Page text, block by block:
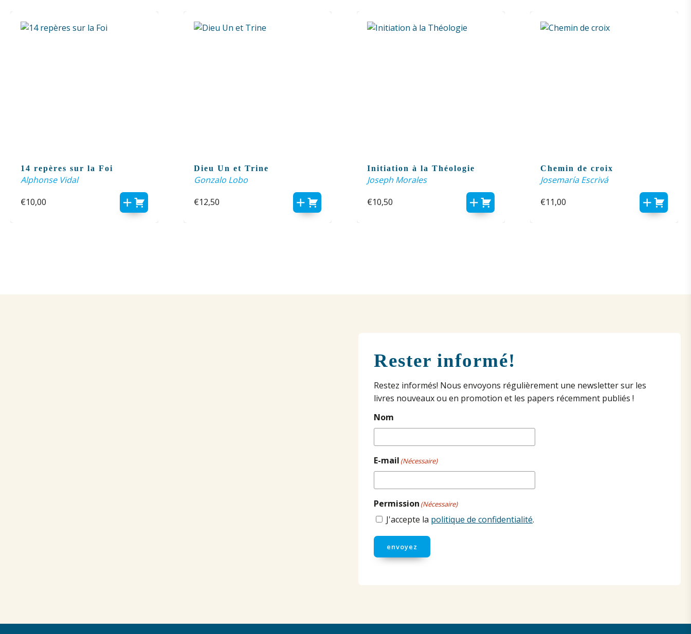
14 repères sur la Foi
Alphonse Vidal
€10,00
Dieu Un et Trine
Gonzalo Lobo
€12,50
Initiation à la Théologie
Joseph Morales
€10,50
Chemin de croix
Josemaría Escrivá
€11,00
Rester informé!
Restez informés! Nous envoyons régulièrement une newsletter sur les
livres nouveaux ou en promotion et les papers récemment publiés !
Nom
E-mail (Nécessaire)
Permission (Nécessaire)
J'accepte la politique de confidentialité.
envoyez